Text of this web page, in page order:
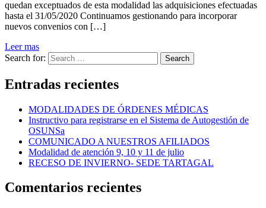
quedan exceptuados de esta modalidad las adquisiciones efectuadas
hasta el 31/05/2020 Continuamos gestionando para incorporar
nuevos convenios con […]
Leer mas
Search for:
Search
Entradas recientes
MODALIDADES DE ÓRDENES MÉDICAS
Instructivo para registrarse en el Sistema de Autogestión de
OSUNSa
COMUNICADO A NUESTROS AFILIADOS
Modalidad de atención 9, 10 y 11 de julio
RECESO DE INVIERNO- SEDE TARTAGAL
Comentarios recientes